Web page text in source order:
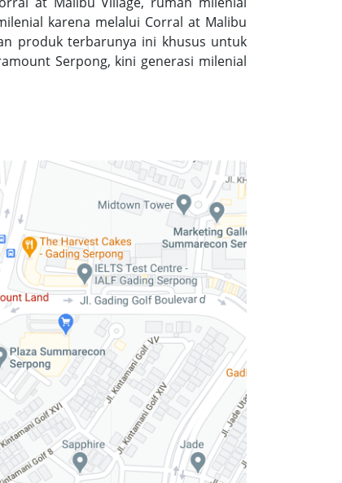
karena melalui Corral at Malibu
produk terbarunya ini khusus untuk
Serpong, kini generasi milenial